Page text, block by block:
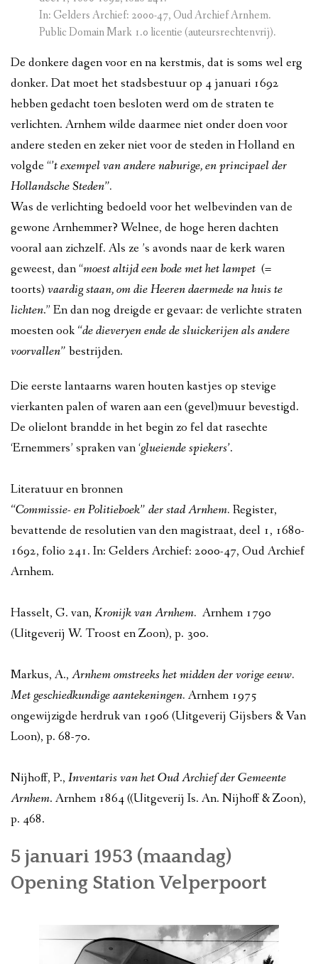
In: Gelders Archief: 2000-47, Oud Archief Arnhem.
Public Domain Mark 1.0 licentie (auteursrechtenvrij).
De donkere dagen voor en na kerstmis, dat is soms wel erg
donker. Dat moet het stadsbestuur op 4 januari 1692
hebben gedacht toen besloten werd om de straten te
verlichten. Arnhem wilde daarmee niet onder doen voor
andere steden en zeker niet voor de steden in Holland en
volgde “’t exempel van andere naburige, en principael der
Hollandsche Steden”.
Was de verlichting bedoeld voor het welbevinden van de
gewone Arnhemmer? Welnee, de hoge heren dachten
vooral aan zichzelf. Als ze ’s avonds naar de kerk waren
geweest, dan “moest altijd een bode met het lampet (=
toorts) vaardig staan, om die Heeren daermede na huis te
lichten.” En dan nog dreigde er gevaar: de verlichte straten
moesten ook “de dieveryen ende de sluickerijen als andere
voorvallen” bestrijden.
Die eerste lantaarns waren houten kastjes op stevige
vierkanten palen of waren aan een (gevel)muur bevestigd.
De olielont brandde in het begin zo fel dat rasechte
‘Ernemmers’ spraken van ‘glueiende spiekers’.
Literatuur en bronnen
“Commissie- en Politieboek” der stad Arnhem. Register,
bevattende de resolutien van den magistraat, deel 1, 1680-
1692, folio 241. In: Gelders Archief: 2000-47, Oud Archief
Arnhem.
Hasselt, G. van, Kronijk van Arnhem. Arnhem 1790
(Uitgeverij W. Troost en Zoon), p. 300.
Markus, A., Arnhem omstreeks het midden der vorige eeuw.
Met geschiedkundige aantekeningen. Arnhem 1975
ongewijzigde herdruk van 1906 (Uitgeverij Gijsbers & Van
Loon), p. 68-70.
Nijhoff, P., Inventaris van het Oud Archief der Gemeente
Arnhem. Arnhem 1864 ((Uitgeverij Is. An. Nijhoff & Zoon),
p. 468.
5 januari 1953 (maandag)
Opening Station Velperpoort